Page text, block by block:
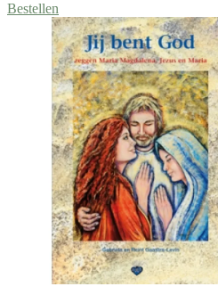
Bestellen